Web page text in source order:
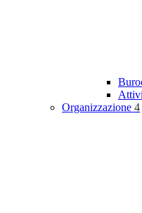
Organizzazione 4